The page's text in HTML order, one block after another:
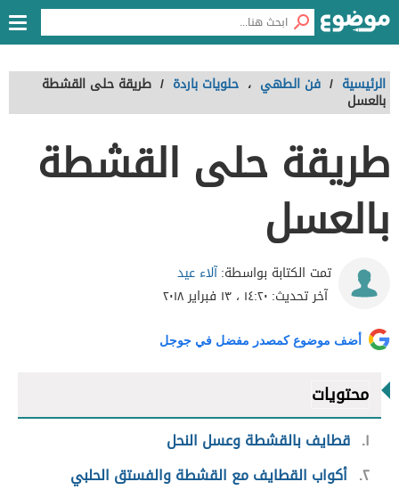
الرئيسية / فن الطهي ، حلويات باردة / طريقة حلى القشطة
بالعسل
طريقة حلى القشطة
بالعسل
تمت الكتابة بواسطة:آلاء عيد
آخر تحديث: ١٤:٢٠ ، ١٣ فبراير ٢٠١٨
أضف موضوع كمصدر مفضل في جوجل
محتويات
١ قطايف بالقشطة وعسل النحل
٢ أكواب القطايف مع القشطة والفستق الحلبي